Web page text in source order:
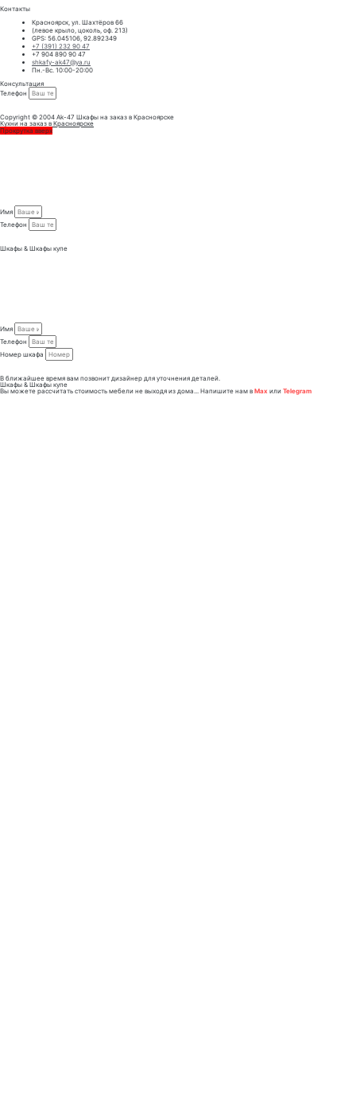
Контакты
Красноярск, ул. Шахтёров 66
(левое крыло, цоколь, оф. 213)
GPS: 56.045106, 92.892349
+7 (391) 232 90 47
+7 904 890 90 47
shkafy-ak47@ya.ru
Пн.-Вс. 10:00-20:00
Консультация
Телефон
Copyright © 2004 Ak-47 Шкафы на заказ в Красноярске
Кухни на заказ в Красноярске
Прокрутка вверх
Имя
Телефон
Шкафы & Шкафы купе
Имя
Телефон
Номер шкафа
В ближайшее время вам позвонит дизайнер для уточнения деталей.
Шкафы & Шкафы купе
Вы можете рассчитать стоимость мебели не выходя из дома... Напишите нам в Max или Telegram